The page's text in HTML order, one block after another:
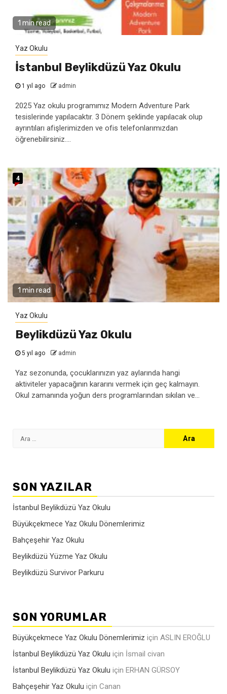
1 min read
Yaz Okulu
İstanbul Beylikdüzü Yaz Okulu
1 yıl ago admin
2025 Yaz okulu programımız Modern Adventure Park
tesislerinde yapılacaktır. 3 Dönem şeklinde yapılacak olup
ayrıntıları afişlerimizden ve ofis telefonlarımızdan
öğrenebilirsiniz....
1 min read
4
Yaz Okulu
Beylikdüzü Yaz Okulu
5 yıl ago admin
Yaz sezonunda, çocuklarınızın yaz aylarında hangi
aktiviteler yapacağının kararını vermek için geç kalmayın.
Okul zamanında yoğun ders programlarından sıkılan ve...
SON YAZILAR
İstanbul Beylikdüzü Yaz Okulu
Büyükçekmece Yaz Okulu Dönemlerimiz
Bahçeşehir Yaz Okulu
Beylikdüzü Yüzme Yaz Okulu
Beylikdüzü Survivor Parkuru
SON YORUMLAR
Büyükçekmece Yaz Okulu Dönemlerimiz için ASLIN EROĞLU
İstanbul Beylikdüzü Yaz Okulu için İsmail civan
İstanbul Beylikdüzü Yaz Okulu için ERHAN GÜRSOY
Bahçeşehir Yaz Okulu için Canan